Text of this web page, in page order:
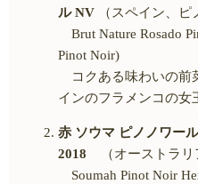
ルNV
（スペイン、ピ
Brut Nature Rosado
Pinot Noir)
コクある味わいの前
インのフラメンコの女
赤 ソウマ ピノノワー
2018
（オーストラ
Soumah Pinot Noir